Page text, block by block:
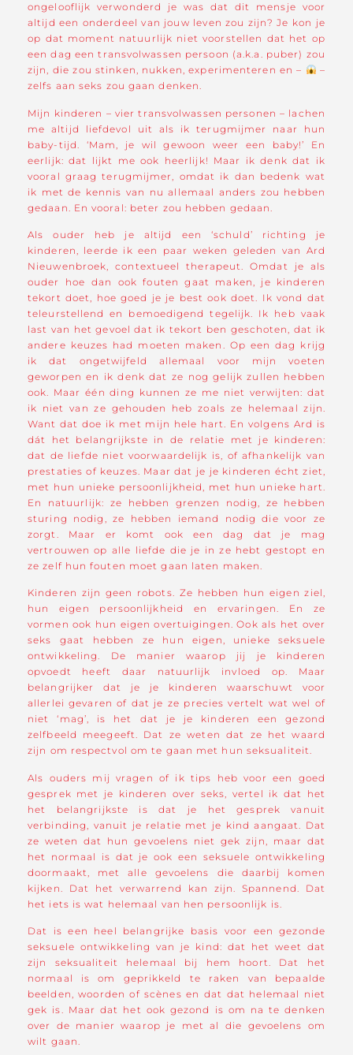
ongelooflijk verwonderd je was dat dit mensje voor
altijd een onderdeel van jouw leven zou zijn? Je kon je
op dat moment natuurlijk niet voorstellen dat het op
een dag een transvolwassen persoon (a.k.a. puber) zou
zijn, die zou stinken, nukken, experimenteren en –
–
zelfs aan seks zou gaan denken.
Mijn kinderen – vier transvolwassen personen – lachen
me altijd liefdevol uit als ik terugmijmer naar hun
baby-tijd. ‘Mam, je wil gewoon weer een baby!’ En
eerlijk: dat lijkt me ook heerlijk! Maar ik denk dat ik
vooral graag terugmijmer, omdat ik dan bedenk wat
ik met de kennis van nu allemaal anders zou hebben
gedaan. En vooral: beter zou hebben gedaan.
Als ouder heb je altijd een ‘schuld’ richting je
kinderen, leerde ik een paar weken geleden van Ard
Nieuwenbroek, contextueel therapeut. Omdat je als
ouder hoe dan ook fouten gaat maken, je kinderen
tekort doet, hoe goed je je best ook doet. Ik vond dat
teleurstellend en bemoedigend tegelijk. Ik heb vaak
last van het gevoel dat ik tekort ben geschoten, dat ik
andere keuzes had moeten maken. Op een dag krijg
ik dat ongetwijfeld allemaal voor mijn voeten
geworpen en ik denk dat ze nog gelijk zullen hebben
ook. Maar één ding kunnen ze me niet verwijten: dat
ik niet van ze gehouden heb zoals ze helemaal zijn.
Want dat doe ik met mijn hele hart. En volgens Ard is
dát het belangrijkste in de relatie met je kinderen:
dat de liefde niet voorwaardelijk is, of afhankelijk van
prestaties of keuzes. Maar dat je je kinderen écht ziet,
met hun unieke persoonlijkheid, met hun unieke hart.
En natuurlijk: ze hebben grenzen nodig, ze hebben
sturing nodig, ze hebben iemand nodig die voor ze
zorgt. Maar er komt ook een dag dat je mag
vertrouwen op alle liefde die je in ze hebt gestopt en
ze zelf hun fouten moet gaan laten maken.
Kinderen zijn geen robots. Ze hebben hun eigen ziel,
hun eigen persoonlijkheid en ervaringen. En ze
vormen ook hun eigen overtuigingen. Ook als het over
seks gaat hebben ze hun eigen, unieke seksuele
ontwikkeling. De manier waarop jij je kinderen
opvoedt heeft daar natuurlijk invloed op. Maar
belangrijker dat je je kinderen waarschuwt voor
allerlei gevaren of dat je ze precies vertelt wat wel of
niet ‘mag’, is het dat je je kinderen een gezond
zelfbeeld meegeeft. Dat ze weten dat ze het waard
zijn om respectvol om te gaan met hun seksualiteit.
Als ouders mij vragen of ik tips heb voor een goed
gesprek met je kinderen over seks, vertel ik dat het
het belangrijkste is dat je het gesprek vanuit
verbinding, vanuit je relatie met je kind aangaat. Dat
ze weten dat hun gevoelens niet gek zijn, maar dat
het normaal is dat je ook een seksuele ontwikkeling
doormaakt, met alle gevoelens die daarbij komen
kijken. Dat het verwarrend kan zijn. Spannend. Dat
het iets is wat helemaal van hen persoonlijk is.
Dat is een heel belangrijke basis voor een gezonde
seksuele ontwikkeling van je kind: dat het weet dat
zijn seksualiteit helemaal bij hem hoort. Dat het
normaal is om geprikkeld te raken van bepaalde
beelden, woorden of scènes en dat dat helemaal niet
gek is. Maar dat het ook gezond is om na te denken
over de manier waarop je met al die gevoelens om
wilt gaan.